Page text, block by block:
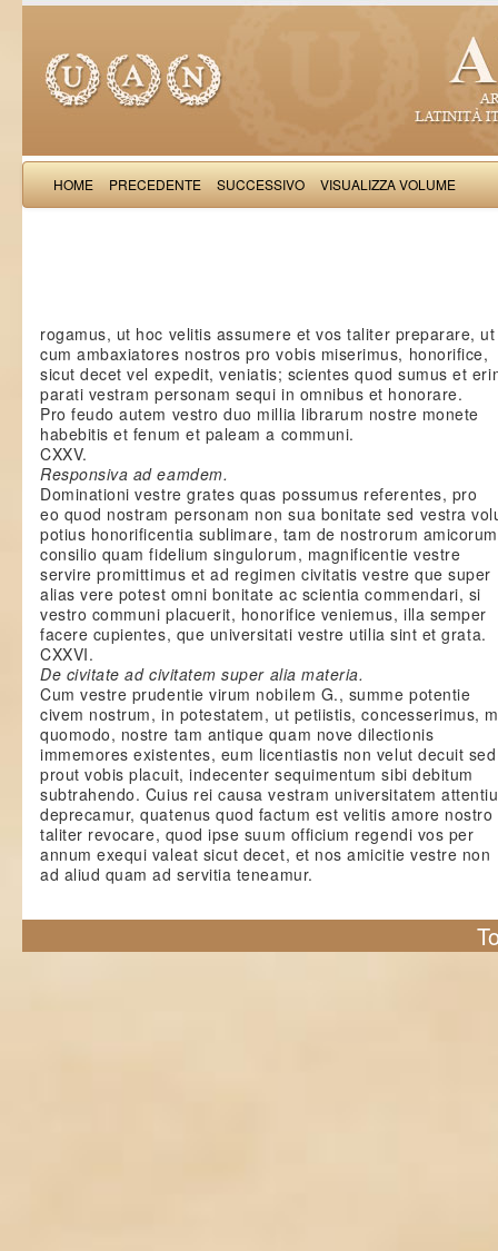
HOME PRECEDENTE SUCCESSIVO VISUALIZZA VOLUME
rogamus, ut hoc velitis assumere et vos taliter preparare, ut
cum ambaxiatores nostros pro vobis miserimus, honorifice,
sicut decet vel expedit, veniatis; scientes quod sumus et
parati vestram personam sequi in omnibus et honorare.
Pro feudo autem vestro duo millia librarum nostre monete
habebitis et fenum et paleam a communi.
CXXV.
Responsiva ad eamdem.
Dominationi vestre grates quas possumus referentes, pro
eo quod nostram personam non sua bonitate sed vestra
potius honorificentia sublimare, tam de nostrorum amicorum
consilio quam fidelium singulorum, magnificentie vestre
servire promittimus et ad regimen civitatis vestre que super
alias vere potest omni bonitate ac scientia commendari, si
vestro communi placuerit, honorifice veniemus, illa semper
facere cupientes, que universitati vestre utilia sint et grata.
CXXVI.
De civitate ad civitatem super alia materia.
Cum vestre prudentie virum nobilem G., summe potentie
civem nostrum, in potestatem, ut petiistis, concesserimus,
quomodo, nostre tam antique quam nove dilectionis
immemores existentes, eum licentiastis non velut decuit sed
prout vobis placuit, indecenter sequimentum sibi debitum
subtrahendo. Cuius rei causa vestram universitatem
deprecamur, quatenus quod factum est velitis amore nostro
taliter revocare, quod ipse suum officium regendi vos per
annum exequi valeat sicut decet, et nos amicitie vestre non
ad aliud quam ad servitia teneamur.